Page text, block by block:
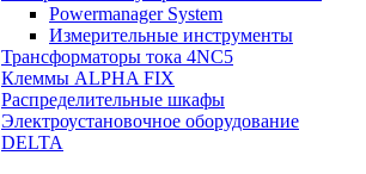
Powermanager System
Измерительные инструменты
Трансформаторы тока 4NC5
Клеммы ALPHA FIX
Распределительные шкафы
Электроустановочное оборудование
DELTA